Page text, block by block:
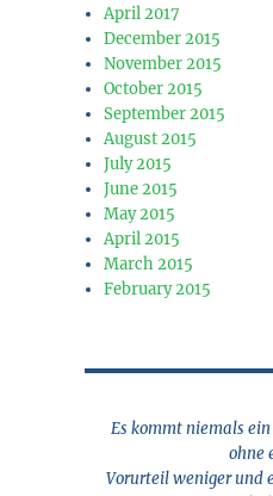
April 2017
December 2015
November 2015
October 2015
September 2015
August 2015
July 2015
June 2015
May 2015
April 2015
March 2015
February 2015
Es kommt niemals
ohne
Vorurteil weniger und